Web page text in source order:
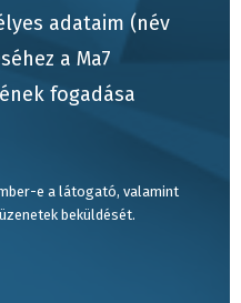
adataim (név
a Ma7
fogadása
e a látogató, valamint
beküldését.